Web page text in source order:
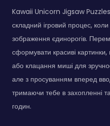
Kawaii Unicorn Jigsaw Puzzles
складний ігровий процес,
зображення єдинорогів.
сформувати красиві
або клацання миші для
але з просуванням вперед
тримаючи тебе в захопленні
годин.